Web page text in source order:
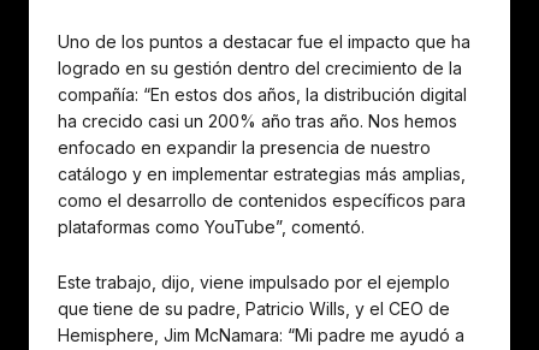
Uno de los puntos a destacar fue el impacto que ha
logrado en su gestión dentro del crecimiento de la
compañía: “En estos dos años, la distribución digital
ha crecido casi un 200% año tras año. Nos hemos
enfocado en expandir la presencia de nuestro
catálogo y en implementar estrategias más amplias,
como el desarrollo de contenidos específicos para
plataformas como YouTube”, comentó.
Este trabajo, dijo, viene impulsado por el ejemplo
que tiene de su padre, Patricio Wills, y el CEO de
Hemisphere, Jim McNamara: “Mi padre me ayudó a